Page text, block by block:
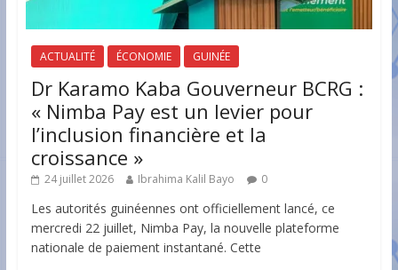
ACTUALITÉ ÉCONOMIE GUINÉE
Dr Karamo Kaba Gouverneur BCRG :
« Nimba Pay est un levier pour
l’inclusion financière et la
croissance »
24 juillet 2026 Ibrahima Kalil Bayo 0
Les autorités guinéennes ont officiellement lancé, ce
mercredi 22 juillet, Nimba Pay, la nouvelle plateforme
nationale de paiement instantané. Cette